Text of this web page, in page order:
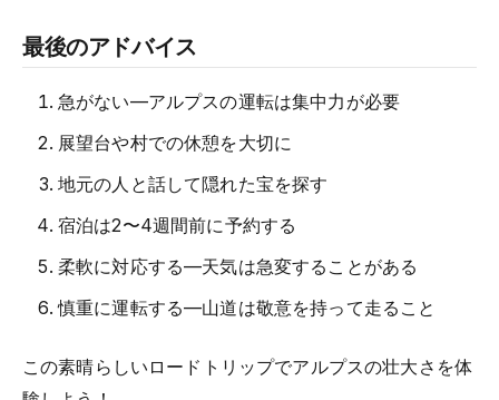
最後のアドバイス
急がない—アルプスの運転は集中力が必要
展望台や村での休憩を大切に
地元の人と話して隠れた宝を探す
宿泊は2〜4週間前に予約する
柔軟に対応する—天気は急変することがある
慎重に運転する—山道は敬意を持って走ること
この素晴らしいロードトリップでアルプスの壮大さを体